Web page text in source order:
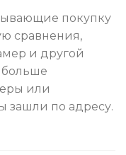
покупку
сравнения,
и другой
больше
или
зашли по адресу.